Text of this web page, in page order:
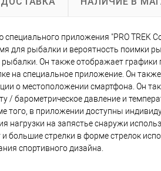
приложения "PRO TREK
для рыбалки и вероятность поимки
Он также отображает
на специальное приложение. Он
о местоположении смартфона. Он
/ барометрическое давление и
в приложении доступны
на запястье снаружи
стрелки в форме стрелок
спортивного дизайна.